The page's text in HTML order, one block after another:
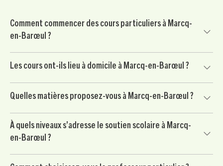
Comment commencer des cours particuliers à Marcq-
en-Barœul ?
avec un conseiller pédagogique. Nous mettons ensuite
votre enfant en relation avec un professeur particulier
soigneusement sélectionné à Marcq-en-Barœul, puis vous
Les cours ont-ils lieu à domicile à Marcq-en-Barœul ?
Marcq-en-Barœul et dans les environs, selon vos
disponibilités et l’organisation de votre famille.
Quelles matières proposez-vous à Marcq-en-Barœul ?
Nous proposons du soutien scolaire dans les matières
principales : mathématiques, français, anglais, physique-
chimie, SVT, histoire-géo, langues et méthodologie.
À quels niveaux s’adresse le soutien scolaire à Marcq-
en-Barœul ?